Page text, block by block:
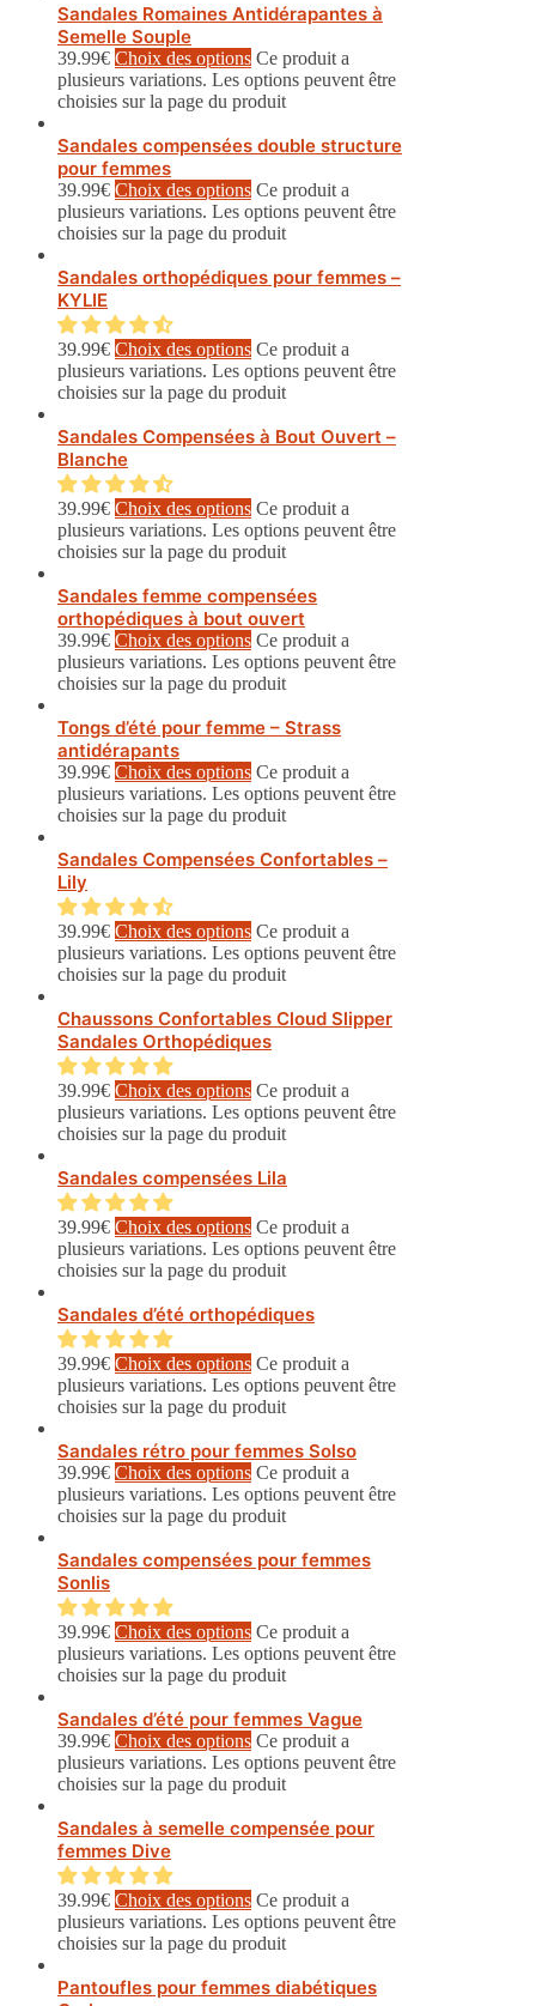
Sandales Romaines Antidérapantes à
Semelle Souple
39.99€ Choix des options Ce produit a
plusieurs variations. Les options peuvent être
choisies sur la page du produit
Sandales compensées double structure
pour femmes
39.99€ Choix des options Ce produit a
plusieurs variations. Les options peuvent être
choisies sur la page du produit
Sandales orthopédiques pour femmes –
KYLIE
39.99€ Choix des options Ce produit a
plusieurs variations. Les options peuvent être
choisies sur la page du produit
Sandales Compensées à Bout Ouvert –
Blanche
39.99€ Choix des options Ce produit a
plusieurs variations. Les options peuvent être
choisies sur la page du produit
Sandales femme compensées
orthopédiques à bout ouvert
39.99€ Choix des options Ce produit a
plusieurs variations. Les options peuvent être
choisies sur la page du produit
Tongs d’été pour femme – Strass
antidérapants
39.99€ Choix des options Ce produit a
plusieurs variations. Les options peuvent être
choisies sur la page du produit
Sandales Compensées Confortables –
Lily
39.99€ Choix des options Ce produit a
plusieurs variations. Les options peuvent être
choisies sur la page du produit
Chaussons Confortables Cloud Slipper
Sandales Orthopédiques
39.99€ Choix des options Ce produit a
plusieurs variations. Les options peuvent être
choisies sur la page du produit
Sandales compensées Lila
39.99€ Choix des options Ce produit a
plusieurs variations. Les options peuvent être
choisies sur la page du produit
Sandales d’été orthopédiques
39.99€ Choix des options Ce produit a
plusieurs variations. Les options peuvent être
choisies sur la page du produit
Sandales rétro pour femmes Solso
39.99€ Choix des options Ce produit a
plusieurs variations. Les options peuvent être
choisies sur la page du produit
Sandales compensées pour femmes
Sonlis
39.99€ Choix des options Ce produit a
plusieurs variations. Les options peuvent être
choisies sur la page du produit
Sandales d’été pour femmes Vague
39.99€ Choix des options Ce produit a
plusieurs variations. Les options peuvent être
choisies sur la page du produit
Sandales à semelle compensée pour
femmes Dive
39.99€ Choix des options Ce produit a
plusieurs variations. Les options peuvent être
choisies sur la page du produit
Pantoufles pour femmes diabétiques